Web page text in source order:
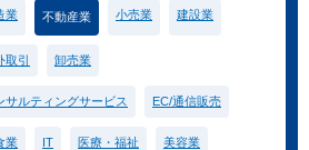
業 不動産業 小売業 建設業
取引 卸売業
サルティングサービス EC/通信販売
業 IT 医療・福祉 美容業